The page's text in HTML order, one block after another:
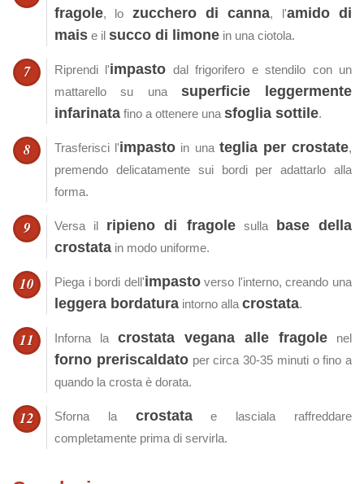
fragole, lo zucchero di canna, l'amido di
mais e il succo di limone in una ciotola.
Riprendi l'impasto dal frigorifero e stendilo con un
mattarello su una superficie leggermente
infarinata fino a ottenere una sfoglia sottile.
Trasferisci l'impasto in una teglia per crostate,
premendo delicatamente sui bordi per adattarlo alla
forma.
Versa il ripieno di fragolesulla
base della
crostata in modo uniforme.
Piega i bordi dell'impastoverso l'interno, creando una
leggera bordatura intorno alla crostata.
Inforna la crostata vegana alle fragole nel
forno preriscaldatoper circa 30-35 minuti o fino a
quando la crosta è dorata.
Sforna la crostatae lasciala raffreddare
completamente prima di servirla.